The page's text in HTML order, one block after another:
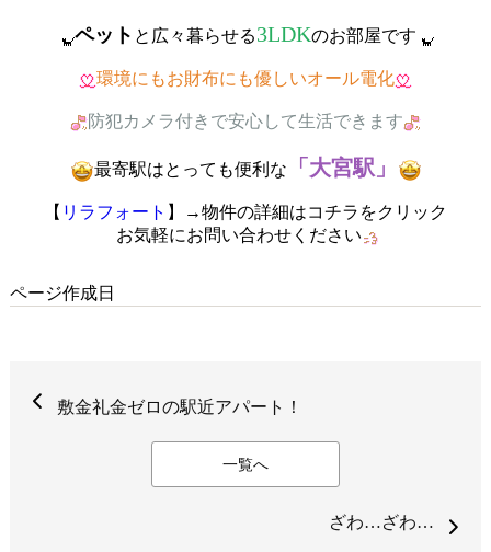
ペット と広々暮らせる3LDKのお部屋です
環境にもお財布にも優しいオール電化
防犯カメラ付きで安心して生活できます
最寄駅はとっても便利な 「大宮駅」
【 リラフォート 】→物件の詳細はコチラをクリック
お気軽にお問い合わせください
ページ作成日
敷金礼金ゼロの駅近アパート！
一覧へ
ざわ…ざわ…